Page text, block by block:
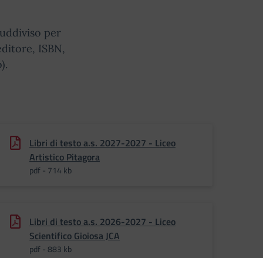
per
ISBN,
Libri di testo a.s. 2027-2027 - Liceo
Artistico Pitagora
pdf - 714 kb
Libri di testo a.s. 2026-2027 - Liceo
Scientifico Gioiosa JCA
pdf - 883 kb